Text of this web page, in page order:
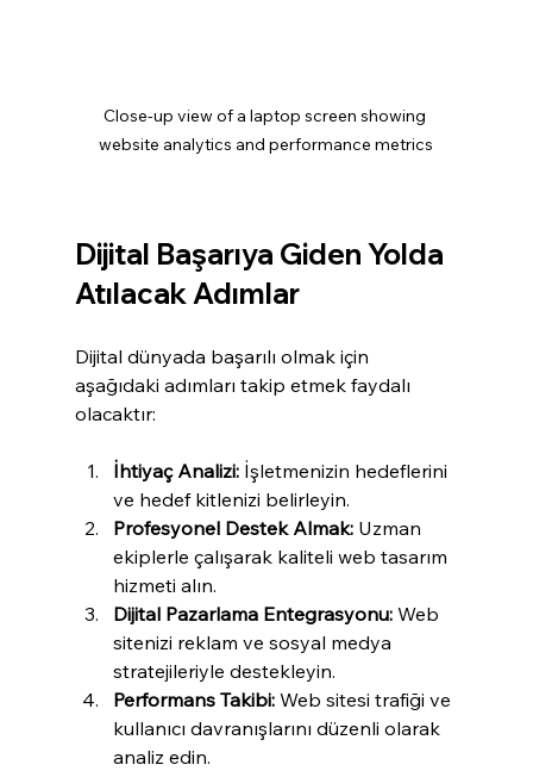
Close-up view of a laptop screen showing
website analytics and performance metrics
Dijital Başarıya Giden Yolda
Atılacak Adımlar
Dijital dünyada başarılı olmak için
aşağıdaki adımları takip etmek faydalı
olacaktır:
İhtiyaç Analizi: İşletmenizin hedeflerini
ve hedef kitlenizi belirleyin.
Profesyonel Destek Almak: Uzman
ekiplerle çalışarak kaliteli web tasarım
hizmeti alın.
Dijital Pazarlama Entegrasyonu: Web
sitenizi reklam ve sosyal medya
stratejileriyle destekleyin.
Performans Takibi: Web sitesi trafiği ve
kullanıcı davranışlarını düzenli olarak
analiz edin.